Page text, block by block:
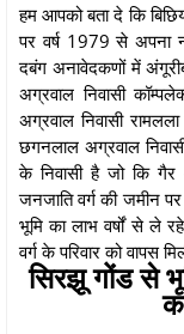
हम आपको बता दे कि
पर वर्ष 1979 से अपना
दबंग अनावेदकणों में
अग्रवाल निवासी
अग्रवाल निवासी
छगनलाल अग्रवाल
के निवासी है जो कि
जनजाति वर्ग की जमीन
भूमि का लाभ वर्षों से ले
वर्ग के परिवार को वापस
सिरझू गोंड से